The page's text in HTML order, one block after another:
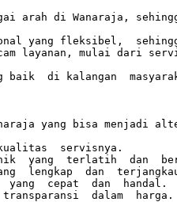
arah di Wanaraja,
yang fleksibel,
layanan, mulai dari
di kalangan
yang bisa menjadi
servisnya.
yang  terlatih  dan
lengkap  dan
yang  cepat  dan  handal.
dalam  harga.